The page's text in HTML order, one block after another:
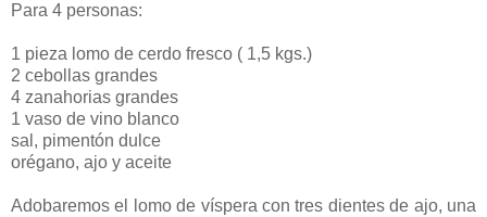
Para 4 personas:
1 pieza lomo de cerdo fresco ( 1,5 kgs.)
2 cebollas grandes
4 zanahorias grandes
1 vaso de vino blanco
sal, pimentón dulce
orégano, ajo y aceite
Adobaremos el lomo de víspera con tres dientes de ajo, una